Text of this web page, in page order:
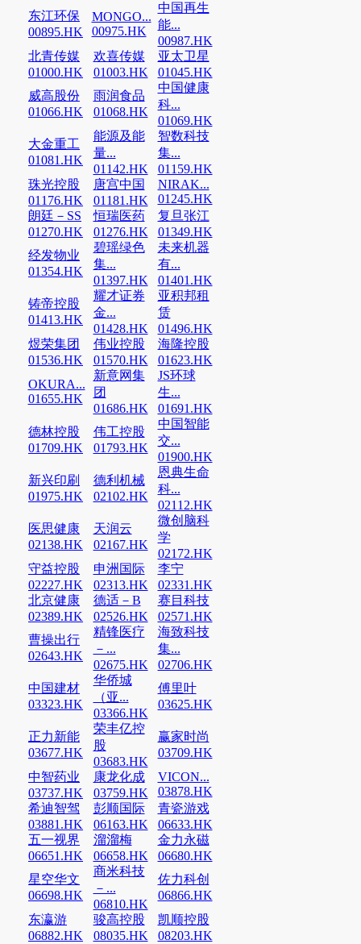
东江环保
00895.HK
MONGO...
00975.HK
中国再生
能...
00987.HK
北青传媒
01000.HK
欢喜传媒
01003.HK
亚太卫星
01045.HK
威高股份
01066.HK
雨润食品
01068.HK
中国健康
科...
01069.HK
大金重工
01081.HK
能源及能
量...
01142.HK
智数科技
集...
01159.HK
珠光控股
01176.HK
唐宫中国
01181.HK
NIRAK...
01245.HK
朗廷－SS
01270.HK
恒瑞医药
01276.HK
复旦张江
01349.HK
经发物业
01354.HK
碧瑶绿色
集...
01397.HK
未来机器
有...
01401.HK
铸帝控股
01413.HK
耀才证券
金...
01428.HK
亚积邦租
赁
01496.HK
煜荣集团
01536.HK
伟业控股
01570.HK
海隆控股
01623.HK
OKURA...
01655.HK
新意网集
团
01686.HK
JS环球
生...
01691.HK
德林控股
01709.HK
伟工控股
01793.HK
中国智能
交...
01900.HK
新兴印刷
01975.HK
德利机械
02102.HK
恩典生命
科...
02112.HK
医思健康
02138.HK
天润云
02167.HK
微创脑科
学
02172.HK
守益控股
02227.HK
申洲国际
02313.HK
李宁
02331.HK
北京健康
02389.HK
德适－B
02526.HK
赛目科技
02571.HK
曹操出行
02643.HK
精锋医疗
－...
02675.HK
海致科技
集...
02706.HK
中国建材
03323.HK
华侨城
（亚...
03366.HK
傅里叶
03625.HK
正力新能
03677.HK
荣丰亿控
股
03683.HK
赢家时尚
03709.HK
中智药业
03737.HK
康龙化成
03759.HK
VICON...
03878.HK
希迪智驾
03881.HK
彭顺国际
06163.HK
青瓷游戏
06633.HK
五一视界
06651.HK
溜溜梅
06658.HK
金力永磁
06680.HK
星空华文
06698.HK
商米科技
－...
06810.HK
佐力科创
06866.HK
东瀛游
06882.HK
骏高控股
08035.HK
凯顺控股
08203.HK